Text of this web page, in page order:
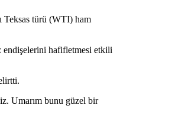
Teksas türü (WTI) ham
endişelerini hafifletmesi etkili
Umarım bunu güzel bir